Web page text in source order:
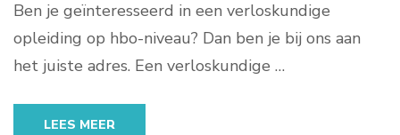
Ben je geïnteresseerd in een verloskundige
opleiding op hbo-niveau? Dan ben je bij ons aan
het juiste adres. Een verloskundige …
LEES MEER